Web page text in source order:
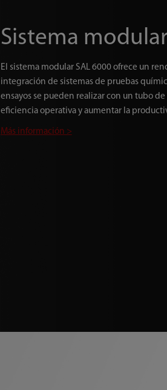
Sistema
El sistema modular SAL 6000 ofrece un
integración de sistemas de pruebas
ensayos se pueden realizar con un tubo
eficiencia operativa y aumentar la
Más información >